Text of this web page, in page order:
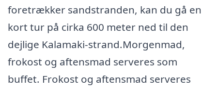
foretrækker sandstranden, kan du gå en
kort tur på cirka 600 meter ned til den
dejlige Kalamaki-strand.Morgenmad,
frokost og aftensmad serveres som
buffet. Frokost og aftensmad serveres